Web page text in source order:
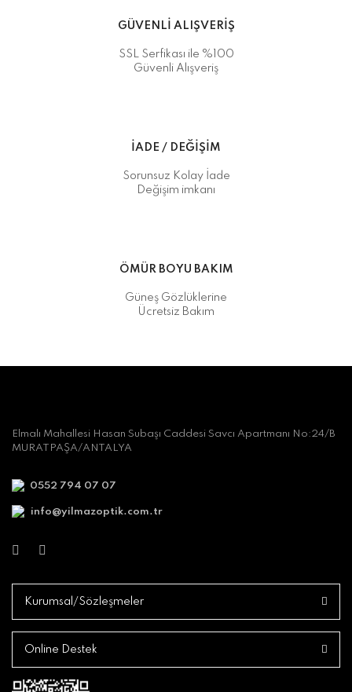
GÜVENLİ ALIŞVERİŞ
SSL Serfikası ile %100
Güvenli Alışveriş
İADE / DEĞİŞİM
Sorunsuz Kolay İade
Değişim imkanı
ÖMÜR BOYU BAKIM
Güneş Gözlüklerine
Ücretsiz Bakım
Elmalı Mahallesi Hasan Subaşı Caddesi Savcı Apartmanı No:24/B
MURATPAŞA/ANTALYA
0552 794 07 07
info@yilmazoptik.com.tr
Kurumsal/Sözleşmeler
Online Destek